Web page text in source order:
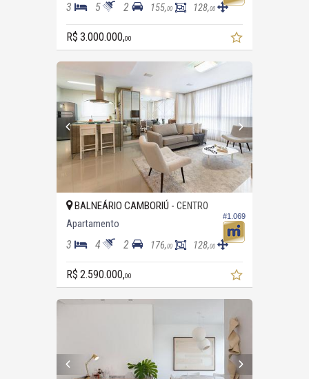
3 5 2 155,00 128,00
R$ 3.000.000,00
#1.069
BALNEÁRIO CAMBORIÚ - CENTRO
Apartamento
3 4 2 176,00 128,00
R$ 2.590.000,00